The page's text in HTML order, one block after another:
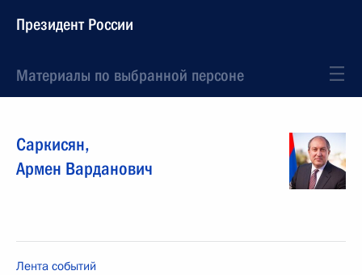
Президент России
Материалы по выбранной персоне
Саркисян,
Армен Варданович
Лента событий